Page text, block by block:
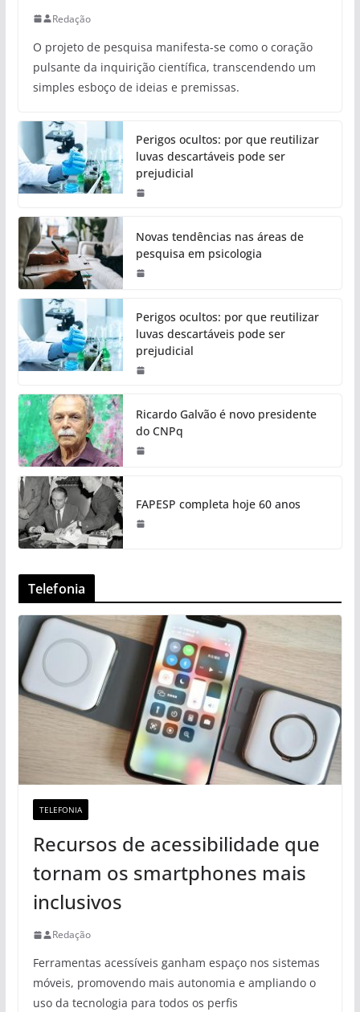
Redação
O projeto de pesquisa manifesta-se como o coração
pulsante da inquirição científica, transcendendo um
simples esboço de ideias e premissas.
Perigos ocultos: por que reutilizar
luvas descartáveis pode ser
prejudicial
Novas tendências nas áreas de
pesquisa em psicologia
Perigos ocultos: por que reutilizar
luvas descartáveis pode ser
prejudicial
Ricardo Galvão é novo presidente
do CNPq
FAPESP completa hoje 60 anos
Telefonia
TELEFONIA
Recursos de acessibilidade que
tornam os smartphones mais
inclusivos
Redação
Ferramentas acessíveis ganham espaço nos sistemas
móveis, promovendo mais autonomia e ampliando o
uso da tecnologia para todos os perfis